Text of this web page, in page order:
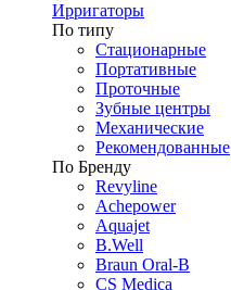
Ирригаторы
По типу
Стационарные
Портативные
Проточные
Зубные центры
Механические
Рекомендованные
По Бренду
Revyline
Achepower
Aquajet
B.Well
Braun Oral-B
CS Medica